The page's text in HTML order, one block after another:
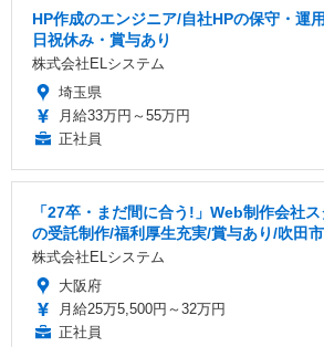
HP作成のエンジニア/自社HPの保守・運
日祝休み・賞与あり
株式会社ELシステム
埼玉県
月給33万円～55万円
正社員
「27卒・まだ間に合う!」Web制作会社
の受託制作/福利厚生充実/賞与あり/吹田
株式会社ELシステム
大阪府
月給25万5,500円～32万円
正社員